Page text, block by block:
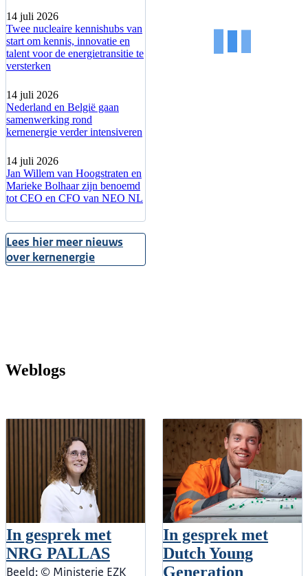
14 juli 2026
Twee nucleaire kennishubs van
start om kennis, innovatie en
talent voor de energietransitie te
versterken
14 juli 2026
Nederland en België gaan
samenwerking rond
kernenergie verder intensiveren
14 juli 2026
Jan Willem van Hoogstraten en
Marieke Bolhaar zijn benoemd
tot CEO en CFO van NEO NL
Lees hier meer nieuws
over kernenergie
Weblogs
In gesprek met
NRG PALLAS
Beeld: © Ministerie EZK
In gesprek met
Dutch Young
Generation